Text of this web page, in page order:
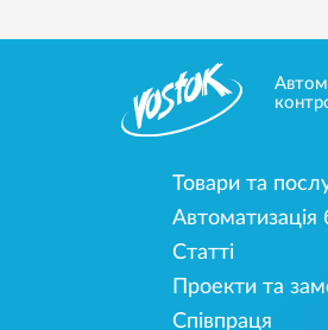
Товари та
Автоматизація
Статті
Проекти та
Співпраця